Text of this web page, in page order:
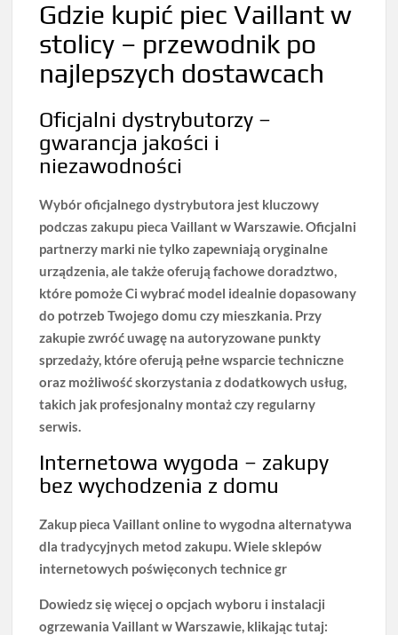
Gdzie kupić piec Vaillant w
stolicy – przewodnik po
najlepszych dostawcach
Oficjalni dystrybutorzy –
gwarancja jakości i
niezawodności
Wybór oficjalnego dystrybutora jest kluczowy
podczas zakupu pieca Vaillant w Warszawie. Oficjalni
partnerzy marki nie tylko zapewniają oryginalne
urządzenia, ale także oferują fachowe doradztwo,
które pomoże Ci wybrać model idealnie dopasowany
do potrzeb Twojego domu czy mieszkania. Przy
zakupie zwróć uwagę naautoryzowane punkty
sprzedaży, które oferują pełne wsparcie techniczne
oraz możliwość skorzystania z dodatkowych usług,
takich jak profesjonalny montaż czy regularny
serwis.
Internetowa wygoda – zakupy
bez wychodzenia z domu
Zakup pieca Vaillant online to wygodna alternatywa
dla tradycyjnych metod zakupu. Wiele sklepów
internetowych poświęconych technice gr
Dowiedz się więcej o opcjach wyboru i instalacji
ogrzewania Vaillant w Warszawie, klikając tutaj: